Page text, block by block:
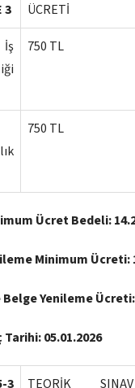
3
ÜCRETİ
İş
750 TL
750 TL
Ücret Bedeli:
Minimum Ücreti:
Belge Yenileme
Tarihi:05.01.2026
3
TEORİK SINAV